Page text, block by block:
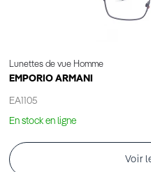
Lunettes de vue Homme
EMPORIO ARMANI
EA1105
En stock en ligne
Voir